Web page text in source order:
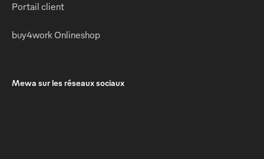
Portail client
buy4work Onlineshop
Mewa sur les réseaux sociaux